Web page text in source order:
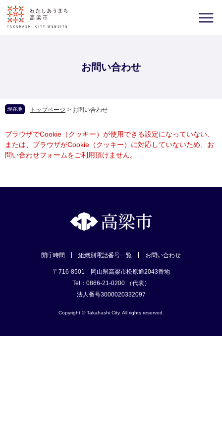
お問い合わせ
現在地 トップページ > お問い合わせ
ブラウザでCookie（クッキー）が使用できる設定になっていない、
または、ブラウザがCookie（クッキー）に対応していないため、お
問い合わせフォームをご利用頂けません。
開庁時間 組織別電話番号一覧 お問い合わせ
〒716-8501 岡山県高梁市松原通2043番地
Tel：0866-21-0200 （代表）
法人番号3000020332097
Copyright © Takahashi City. All rights reserved.